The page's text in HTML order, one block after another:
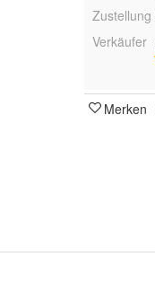
Zustellung
Verkäufer
Merken